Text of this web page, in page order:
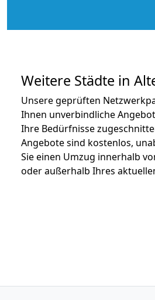
Weitere Städte in
Unsere geprüften
Ihnen unverbindliche
Ihre Bedürfnisse
Angebote sind kostenlos,
Sie einen Umzug innerhalb
oder außerhalb Ihres